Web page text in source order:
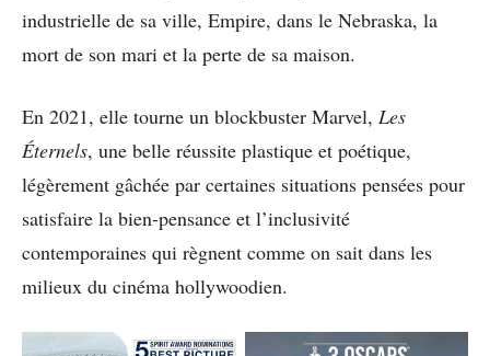
industrielle de sa ville, Empire, dans le Nebraska, la
mort de son mari et la perte de sa maison.
En 2021, elle tourne un blockbuster Marvel, Les
Éternels, une belle réussite plastique et poétique,
légèrement gâchée par certaines situations pensées pour
satisfaire la bien-pensance et l’inclusivité
contemporaines qui règnent comme on sait dans les
milieux du cinéma hollywoodien.